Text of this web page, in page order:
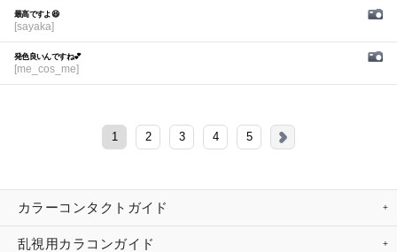
最高ですよ😆
[sayaka]
発色良いんですね💕︎
[me_cos_me]
1 2 3 4 5
カラーコンタクトガイド
乱視用カラコンガイド